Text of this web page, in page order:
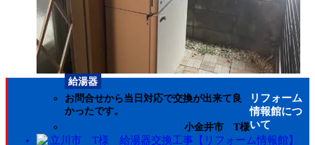
給湯器
お問合せから当日対応で交換が出来て良
かったです。
小金井市 T様
お風呂
キッチン
洗面化粧台
給湯器
リフォーム
情報館につ
いて